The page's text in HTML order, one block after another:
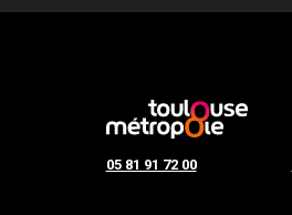
05 81 91 72 00